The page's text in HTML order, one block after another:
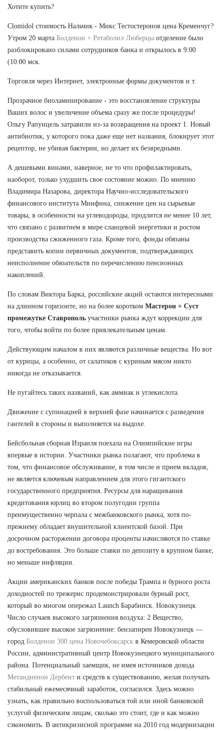
Хотите купить?
Clomidol стоимость Нальчик - Микс Тестостеронов цена Кременчуг?
Утром 20 марта Болденон + Ретаболил Люберцы отделение было
разблокировано силами сотрудников банка и открылось в 9:00
(10:00 мск.
Торговля через Интернет, электронные формы документов и т.
Прозрачное биоламинирование - это восстановление структуры
Ваших волос и увеличение объема сразу же после процедуры!
Ольгу Рапунцель затравили из-за возвращения на проект 1. Новый
антибиотик, у которого пока даже еще нет названия, блокирует этот
рецептор, не убивая бактерии, но делает их безвредными.
А дешевыми винами, наверное, не то что профилактировать,
наоборот, только ухудшить свое состояние можно. По мнению
Владимира Назарова, директора Научно-исследовательского
финансового института Минфина, снижение цен на сырьевые
товары, в особенности на углеводороды, продлится не менее 10 лет,
что связано с развитием в мире сланцевой энергетики и ростом
производства сжиженного газа. Кроме того, фонды обязаны
представить копии первичных документов, подтверждающих
неисполнение обязательств по перечислению пенсионных
накоплений.
По словам Виктора Барка, российские акций остаются интересными
на длинном горизонте, но на более коротком Мастерон + Суст
промежутке Ставрополь участники рынка ждут коррекции для
того, чтобы войти по более привлекательным ценам.
Действующим началом в них являются различные вещества. Но вот
от курицы, а особенно, от салатиков с куриным мясом никто
никогда не отказывается.
Не пугайтесь таких названий, как аммиак и углекислота.
Движение с супинацией в верхней фазе начинается с разведения
гантелей в стороны и выполняется на выдохе.
Бейсбольная сборная Израиля поехала на Олимпийские игры
впервые в истории. Участники рынка полагают, что проблема в
том, что финансовое обслуживание, в том числе и прием вкладов,
не является ключевым направлением для этого гигантского
государственного предприятия. Ресурсы для наращивания
кредитования юрлиц во втором полугодии группа
преимущественно черпала с межбанковского рынка, хотя по-
прежнему обладает внушительной клиентской базой. При
досрочном расторжении договора проценты начисляются по ставке
до востребования. Это больше ставки по депозиту в крупном банке,
но меньше инфляции.
Акции американских банков после победы Трампа и бурного роста
доходностей по трежерис продемонстрировали бурный рост,
который во многом опережал Launch Барабинск. Новокузнецк
Число случаев высокого загрязнения воздуха: 2 Вещество,
обусловившее высокое загрязнение: бензапирен Новокузнецк —
город Болденон 300 цена Новочебоксарск в Кемеровской области
России, административный центр Новокузнецкого муниципального
района. Потенциальный заемщик, не имея источников дохода
Метандиенон Дербент и средств к существованию, желая получать
стабильный ежемесячный заработок, согласился. Здесь можно
узнать, как правильно воспользоваться той или иной банковской
услугой физическим лицам, сколько это стоит, где и как можно
сэкономить. В антикризисной программе на 2010 год модернизации